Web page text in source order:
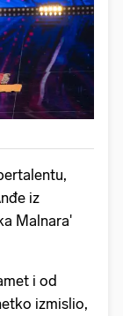
iz
Malnara'
i od
izmislio,